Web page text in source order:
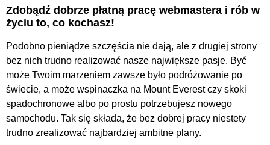
Zdobądź dobrze płatną pracę webmastera i rób w
życiu to, co kochasz!
Podobno pieniądze szczęścia nie dają, ale z drugiej strony
bez nich trudno realizować nasze największe pasje. Być
może Twoim marzeniem zawsze było podróżowanie po
świecie, a może wspinaczka na Mount Everest czy skoki
spadochronowe albo po prostu potrzebujesz nowego
samochodu. Tak się składa, że bez dobrej pracy niestety
trudno zrealizować najbardziej ambitne plany.